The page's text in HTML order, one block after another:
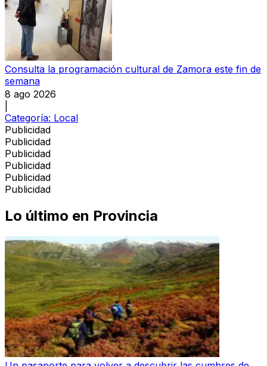
Consulta la programación cultural de Zamora este fin de
semana
8 ago 2026
Categoría: Local
Publicidad
Publicidad
Publicidad
Publicidad
Publicidad
Publicidad
Lo último en Provincia